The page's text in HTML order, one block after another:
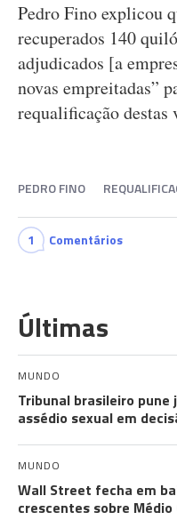
Pedro Fino explicou
recuperados 140
adjudicados [a
novas empreitadas”
requalificação destas
PEDRO FINO
1 Comentários
Últimas
MUNDO
Tribunal brasileiro pune
assédio sexual em
MUNDO
Wall Street fecha em
crescentes sobre